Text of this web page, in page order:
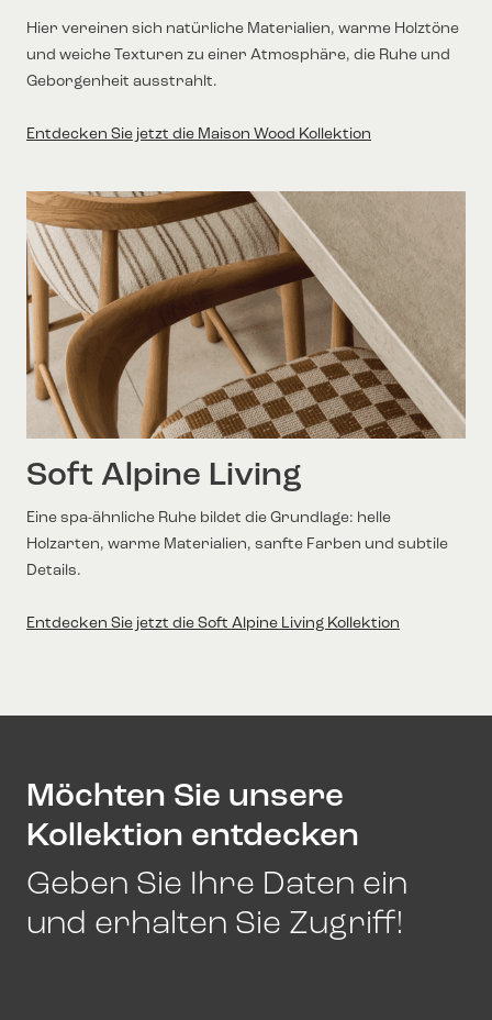
Hier vereinen sich natürliche Materialien, warme Holztöne
und weiche Texturen zu einer Atmosphäre, die Ruhe und
Geborgenheit ausstrahlt.
Entdecken Sie jetzt die Maison Wood Kollektion
Soft Alpine Living
Eine spa-ähnliche Ruhe bildet die Grundlage: helle
Holzarten, warme Materialien, sanfte Farben und subtile
Details.
Entdecken Sie jetzt die Soft Alpine Living Kollektion
Möchten Sie unsere
Kollektion entdecken
Geben Sie Ihre Daten ein
und erhalten Sie Zugriff!